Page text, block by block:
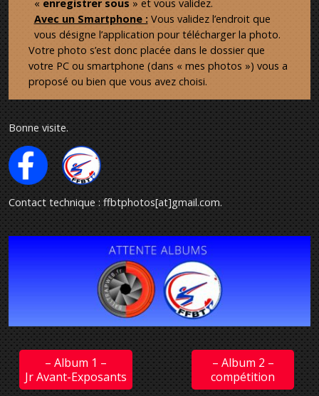
« enregistrer sous » et vous validez.
Avec un Smartphone :Vous validez l’endroit que
vous désigne l’application pour télécharger la photo.
Votre photo s’est donc placée dans le dossier que
votre PC ou smartphone (dans « mes photos ») vous a
proposé ou bien que vous avez choisi.
Bonne visite.
Contact technique : ffbtphotos[at]gmail.com.
– Album 1 –
Jr Avant-Exposants
– Album 2 –
compétition